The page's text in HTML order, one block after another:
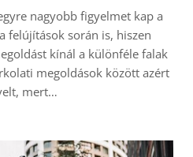
nagyobb figyelmet kap a
felújítások során is, hiszen
kínál a különféle falak
megoldások között azért
mert…